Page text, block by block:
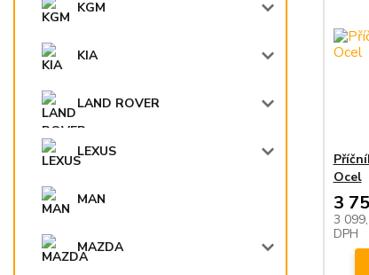
KGM
KIA
LAND ROVER
LEXUS
MAN
MAZDA
Ocel
3
3
DPH